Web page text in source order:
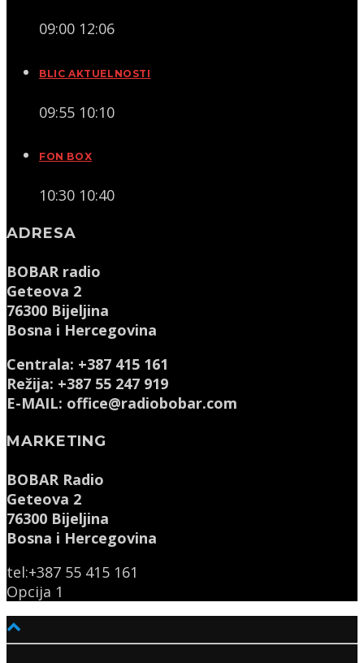
09:00 12:06
BLIC AKTUELNOSTI
09:55 10:10
FON BOX
10:30 10:40
ADRESA
BOBAR radio
Geteova 2
76300 Bijeljina
Bosna i Hercegovina
Centrala: +387 415 161
Režija: +387 55 247 919
E-MAIL: office@radiobobar.com
MARKETING
BOBAR Radio
Geteova 2
76300 Bijeljina
Bosna i Hercegovina
tel:+387 55 415 161
Opcija 1